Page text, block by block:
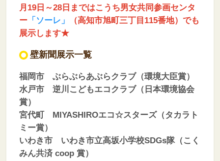
月19日～28日まではこうち男女共同参画センタ
ー「ソーレ」
（高知市旭町三丁目115番地）でも
展示します★
壁新聞展示一覧
福岡市 ぶらぶらあぶらクラブ（環境大臣賞）
水戸市 逆川こどもエコクラブ（日本環境協会
賞）
宮代町 MIYASHIROエコ☆スターズ（タカラト
ミー賞）
いわき市 いわき市立高坂小学校SDGs隊（こく
みん共済 coop 賞）